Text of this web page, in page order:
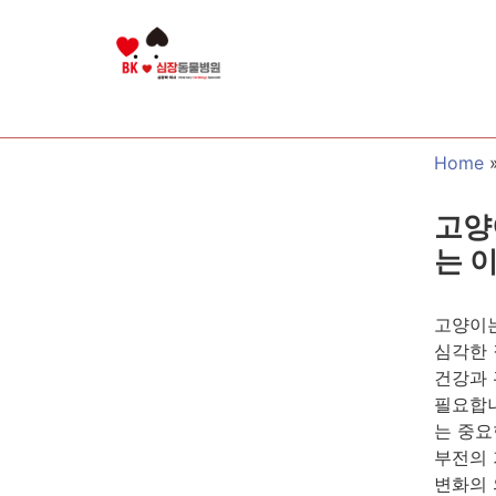
Home
고
는
고양이
심각한
건강과
필요합
는 중
부전의
변화의